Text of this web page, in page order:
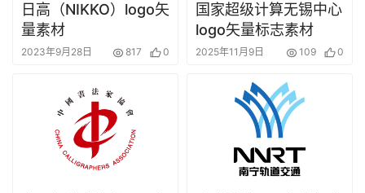
日高（NIKKO）logo矢
量素材
2023年9月28日 817 0
国家超级计算无锡中心
logo矢量标志素材
2025年11月9日 109 0